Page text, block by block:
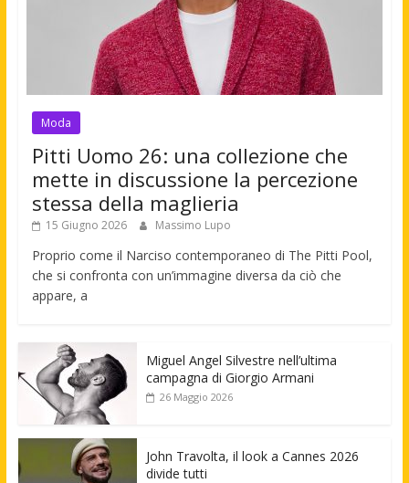
Moda
Pitti Uomo 26: una collezione che
mette in discussione la percezione
stessa della maglieria
15 Giugno 2026 Massimo Lupo
Proprio come il Narciso contemporaneo di The Pitti Pool,
che si confronta con un’immagine diversa da ciò che
appare, a
Miguel Angel Silvestre nell’ultima
campagna di Giorgio Armani
26 Maggio 2026
John Travolta, il look a Cannes 2026
divide tutti